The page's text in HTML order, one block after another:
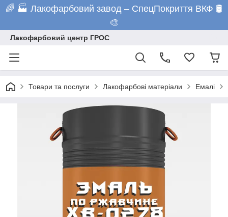
🌈 🏭 Лакофарбовий завод – СпецПокриття ВКФ 🛢️
🎨
Лакофарбовий центр ГРОС
Товари та послуги Лакофарбові матеріали Емалі